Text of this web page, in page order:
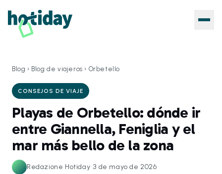
Blog › Blog de viajeros › Orbetello
CONSEJOS DE VIAJE
Playas de Orbetello: dónde ir
entre Giannella, Feniglia y el
mar más bello de la zona
Redazione Hotiday·3 de mayo de 2026